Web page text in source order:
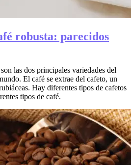
robusta: parecidos
las dos principales variedades del
El café se extrae del cafeto, un
Hay diferentes tipos de cafetos
tipos de café.